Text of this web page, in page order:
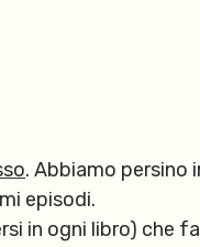
. Abbiamo persino
episodi.
in ogni libro) che